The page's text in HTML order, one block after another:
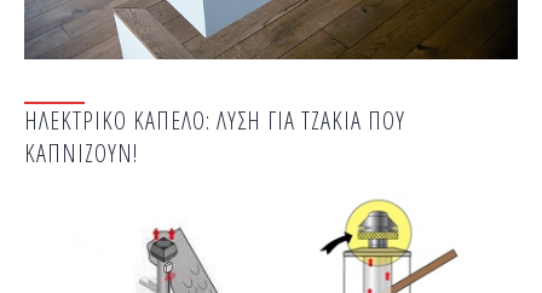
ΗΛΕΚΤΡΙΚΟ ΚΑΠΕΛΟ: ΛΥΣΗ ΓΙΑ ΤΖΑΚΙΑ ΠΟΥ
ΚΑΠΝΙΖΟΥΝ!